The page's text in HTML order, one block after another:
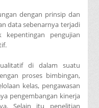
dengan prinsip dan
data sebenarnya terjadi
pengujian
di dalam suatu
proses bimbingan,
kelas, pengawasan
pengembangan kinerja
Selain itu penelitian